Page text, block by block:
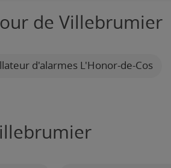
de Villebrumier
d'alarmes L'Honor-de-Cos